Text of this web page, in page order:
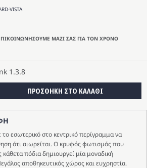
VISTA
ΜΑΖΙ ΣΑΣ ΓΙΑ ΤΟΝ ΧΡΟΝΟ
ΠΡΟΣΘΗΚΗ ΣΤΟ ΚΑΛΑΘΙ
εσωτερικό στο κεντρικό περίγραμμα να
ότι αιωρείται. Ο κρυφός φωτισμός που
κάθετα πόδια δημιουργεί μία μοναδική
αποθηκευτικός χώρος και ευχρηστία.